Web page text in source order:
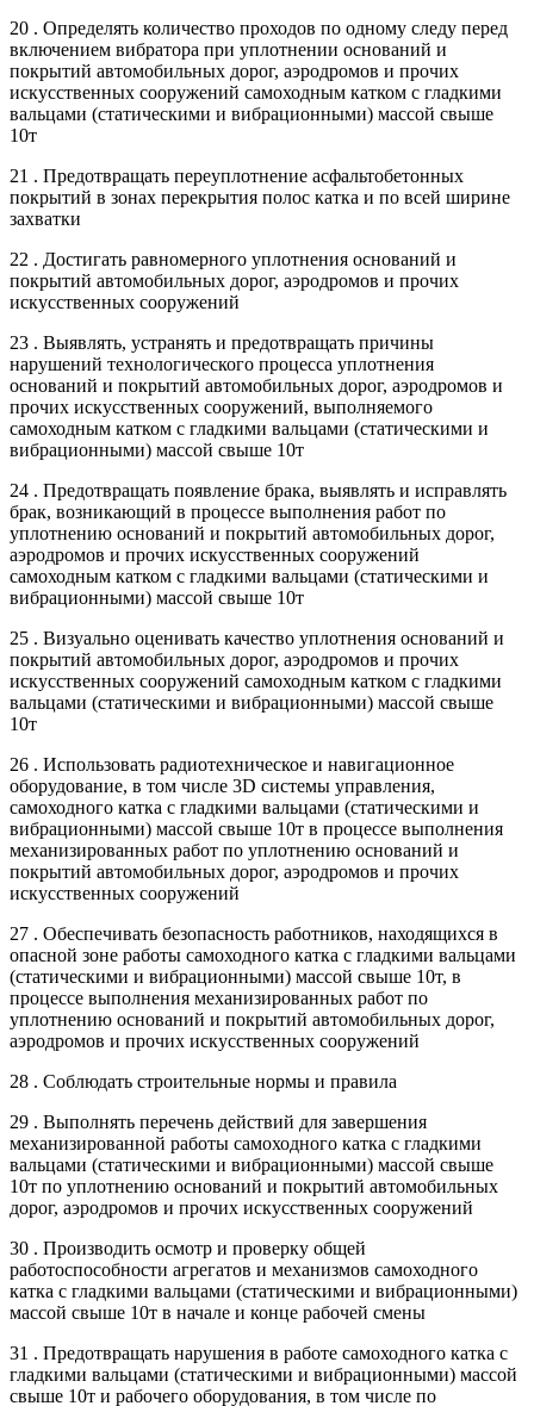
20 . Определять количество проходов по одному следу перед
включением вибратора при уплотнении оснований и
покрытий автомобильных дорог, аэродромов и прочих
искусственных сооружений самоходным катком с гладкими
вальцами (статическими и вибрационными) массой свыше
10т
21 . Предотвращать переуплотнение асфальтобетонных
покрытий в зонах перекрытия полос катка и по всей ширине
захватки
22 . Достигать равномерного уплотнения оснований и
покрытий автомобильных дорог, аэродромов и прочих
искусственных сооружений
23 . Выявлять, устранять и предотвращать причины
нарушений технологического процесса уплотнения
оснований и покрытий автомобильных дорог, аэродромов и
прочих искусственных сооружений, выполняемого
самоходным катком с гладкими вальцами (статическими и
вибрационными) массой свыше 10т
24 . Предотвращать появление брака, выявлять и исправлять
брак, возникающий в процессе выполнения работ по
уплотнению оснований и покрытий автомобильных дорог,
аэродромов и прочих искусственных сооружений
самоходным катком с гладкими вальцами (статическими и
вибрационными) массой свыше 10т
25 . Визуально оценивать качество уплотнения оснований и
покрытий автомобильных дорог, аэродромов и прочих
искусственных сооружений самоходным катком с гладкими
вальцами (статическими и вибрационными) массой свыше
10т
26 . Использовать радиотехническое и навигационное
оборудование, в том числе 3D системы управления,
самоходного катка с гладкими вальцами (статическими и
вибрационными) массой свыше 10т в процессе выполнения
механизированных работ по уплотнению оснований и
покрытий автомобильных дорог, аэродромов и прочих
искусственных сооружений
27 . Обеспечивать безопасность работников, находящихся в
опасной зоне работы самоходного катка с гладкими вальцами
(статическими и вибрационными) массой свыше 10т, в
процессе выполнения механизированных работ по
уплотнению оснований и покрытий автомобильных дорог,
аэродромов и прочих искусственных сооружений
28 . Соблюдать строительные нормы и правила
29 . Выполнять перечень действий для завершения
механизированной работы самоходного катка с гладкими
вальцами (статическими и вибрационными) массой свыше
10т по уплотнению оснований и покрытий автомобильных
дорог, аэродромов и прочих искусственных сооружений
30 . Производить осмотр и проверку общей
работоспособности агрегатов и механизмов самоходного
катка с гладкими вальцами (статическими и вибрационными)
массой свыше 10т в начале и конце рабочей смены
31 . Предотвращать нарушения в работе самоходного катка с
гладкими вальцами (статическими и вибрационными) массой
свыше 10т и рабочего оборудования, в том числе по